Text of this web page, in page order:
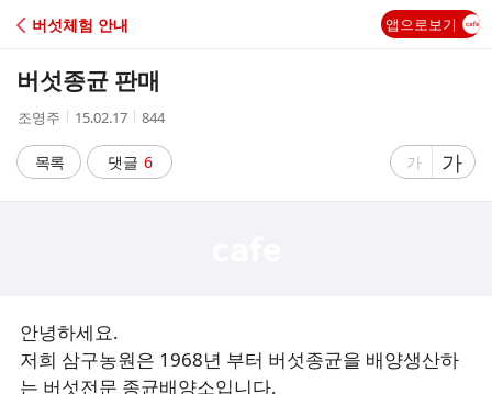
C
A
버섯체험 안내 앱으로보기
버섯종균 판매
작
자
조영주
작
시
간
15.02.17
조
수
844
목록 댓글 6
글
가
글
자
가
안녕하세요.
저희 삼구농원은 1968년 부터 버섯종균을 배양생산하
는 버섯전문 종균배양소입니다.